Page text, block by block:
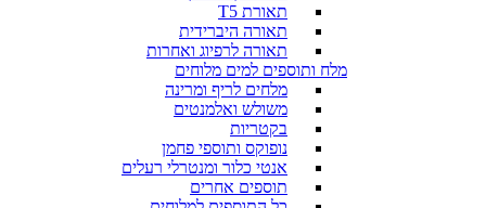
תאורת T5
תאורה היברידית
תאורה לרפיוג ואחרות
מלח ותוספים למים מלוחים
מלחים לריף ומרינה
משולש ואלמנטים
בקטריות
נופוקס ותוספי פחמן
אנטי כלור ומנטרלי רעלים
תוספים אחרים